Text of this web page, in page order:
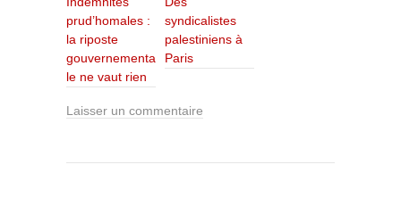
prud’homales :
la riposte
gouvernementa
le ne vaut rien
syndicalistes
palestiniens à
Paris
Laisser un commentaire